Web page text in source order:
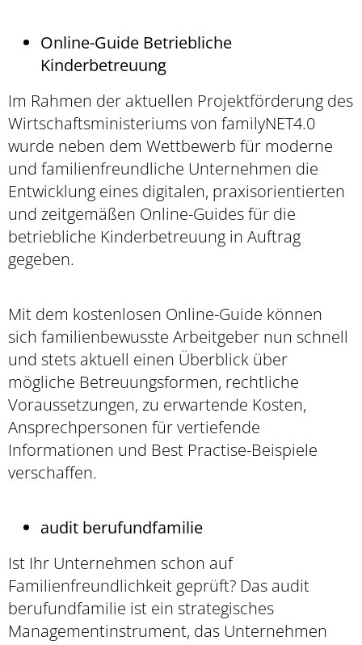
Online-Guide Betriebliche
Kinderbetreuung
Im Rahmen der aktuellen Projektförderung des
Wirtschaftsministeriums von familyNET4.0
wurde neben dem Wettbewerb für moderne
und familienfreundliche Unternehmen die
Entwicklung eines digitalen, praxisorientierten
und zeitgemäßen Online-Guides für die
betriebliche Kinderbetreuung in Auftrag
gegeben.
Mit dem kostenlosen Online-Guide können
sich familienbewusste Arbeitgeber nun schnell
und stets aktuell einen Überblick über
mögliche Betreuungsformen, rechtliche
Voraussetzungen, zu erwartende Kosten,
Ansprechpersonen für vertiefende
Informationen und Best Practise-Beispiele
verschaffen.
audit berufundfamilie
Ist Ihr Unternehmen schon auf
Familienfreundlichkeit geprüft? Das audit
berufundfamilie ist ein strategisches
Managementinstrument, das Unternehmen